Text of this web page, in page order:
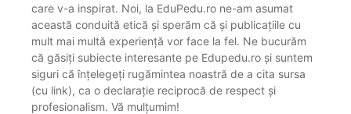
care v-a inspirat. Noi, la EduPedu.ro ne-am asumat
această conduită etică și sperăm că și publicațiile cu
mult mai multă experiență vor face la fel. Ne bucurăm
că găsiți subiecte interesante pe Edupedu.ro și suntem
siguri că înțelegeți rugămintea noastră de a cita sursa
(cu link), ca o declarație reciprocă de respect și
profesionalism. Vă mulțumim!